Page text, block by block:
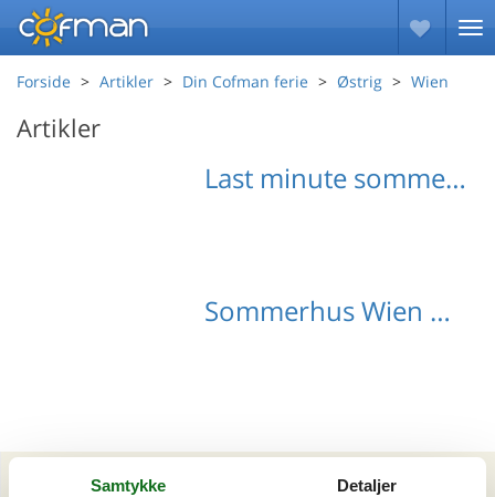
Forside Artikler Din Cofman ferie Østrig Wien
Artikler
Last minute sommerhuse Wien
Sommerhus Wien med hund
Artikeltyper
Samtykke Detaljer